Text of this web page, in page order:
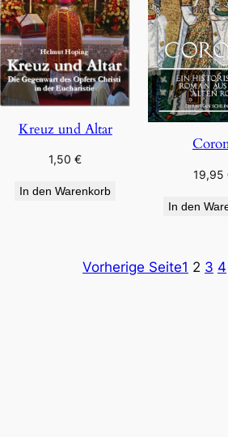
Kreuz und Altar
1,50€
In den Warenkorb
19,95
In den
Vorherige Seite1 2 3 4